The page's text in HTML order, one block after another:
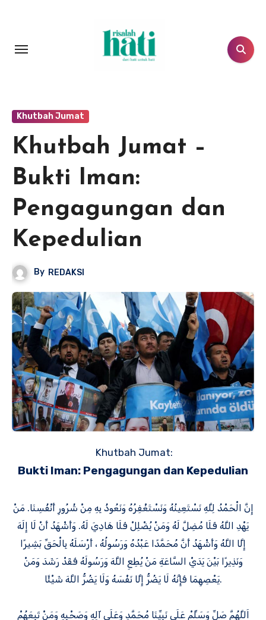
Khutbah Jumat
Khutbah Jumat –
Bukti Iman:
Pengagungan dan
Kepedulian
By REDAKSI
Khutbah Jumat:
Bukti Iman: Pengagungan dan Kepedulian
إِنَّ الْحَمْدُ لِلَّهِ نَسْتَعِينُهُ وَنَسْتَغْفِرُهُ وَنَعُوذُ بِهِ مِنْ شُرُورِ أَنْفُسِنَا. مَنْ
يَهْدِ اللَّهُ فَلَا مُضِلَّ لَهُ وَمَنْ يُضْلِلْ فَلَا هَادِيَ لَهُ. وَأَشْهَدُ أَنْ لَا إِلَهَ
إِلَّا اللَّهُ وَأَشْهَدُ أَنَّ مُحَمَّدًا عَبْدُهُ وَرَسُولُهُ ، أَرْسَلَهُ بِالْحَقِّ بَشِيرًا
وَنَذِيرًا بَيْنَ يَدَيْ السَّاعَةِ مَنْ يُطِعِ اللَّهَ وَرَسُولَهُ فَقَدْ رَشَدَ وَمَنْ
يَعْصِهِمَا فَإِنَّهُ لَا يَضُرُّ إِلَّا نَفْسَهُ وَلَا يَضُرُّ اللَّهَ شَيْئًا.
اَللَّهُمَّ صَلِّ وَسَلِّمْ عَلَى نَبِيِّنَا مُحَمَّدٍ وَعَلَى آلِهِ وَصَحْبِهِ وَمَنْ تَبِعَهُمْ